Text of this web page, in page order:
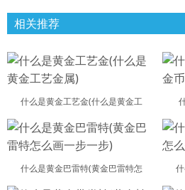
相关推荐
什么是黄金工艺金(什么是黄金工
什么是黄金巴雷特(黄金巴雷特怎